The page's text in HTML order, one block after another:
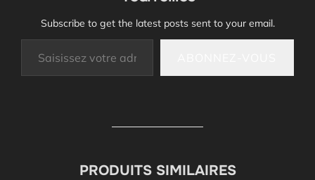
Subscribe to get the latest posts sent to your email.
Saisissez votre adresse e-mail…
PRODUITS SIMILAIRES